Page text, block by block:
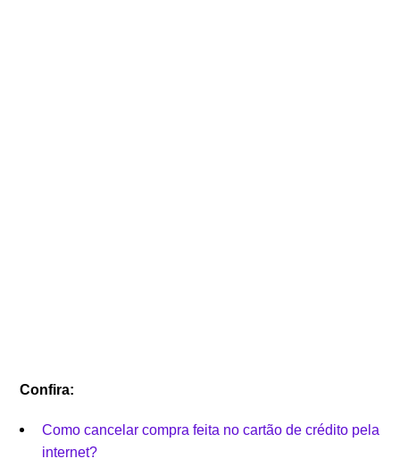
Confira:
Como cancelar compra feita no cartão de crédito pela
internet?